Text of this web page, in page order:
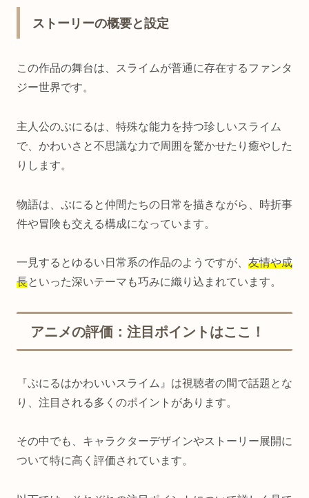
ストーリーの概要と設定
この作品の舞台は、スライムが普通に存在するファンタ
ジー世界です。
主人公のぷにるは、特殊な能力を持つ珍しいスライム
で、かわいさと不思議な力で周囲を驚かせたり癒やした
りします。
物語は、ぷにると仲間たちの日常を描きながら、時折事
件や冒険も交える構成になっています。
一見するとゆるい日常系の作品のようですが、 友情や成
長といった深いテーマも巧みに織り込まれています。
アニメの評価：注目ポイントはここ！
『ぷにるはかわいいスライム』は視聴者の間で話題とな
り、注目される多くのポイントがあります。
その中でも、キャラクターデザインやストーリー展開に
ついて特に高く評価されています。